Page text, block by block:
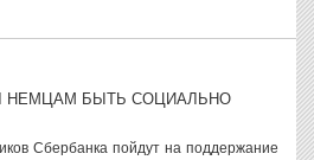
НЕМЦАМ БЫТЬ СОЦИАЛЬНО
Сбербанка пойдут на поддержание